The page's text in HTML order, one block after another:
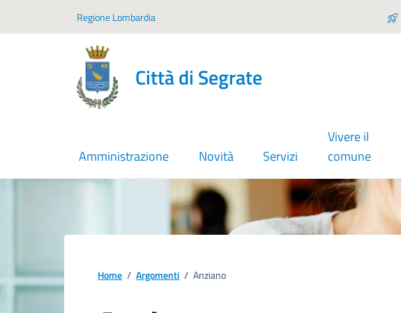
Regione Lombardia
Città di Segrate
Amministrazione Novità Servizi
Vivere il
comune
Home / Argomenti / Anziano